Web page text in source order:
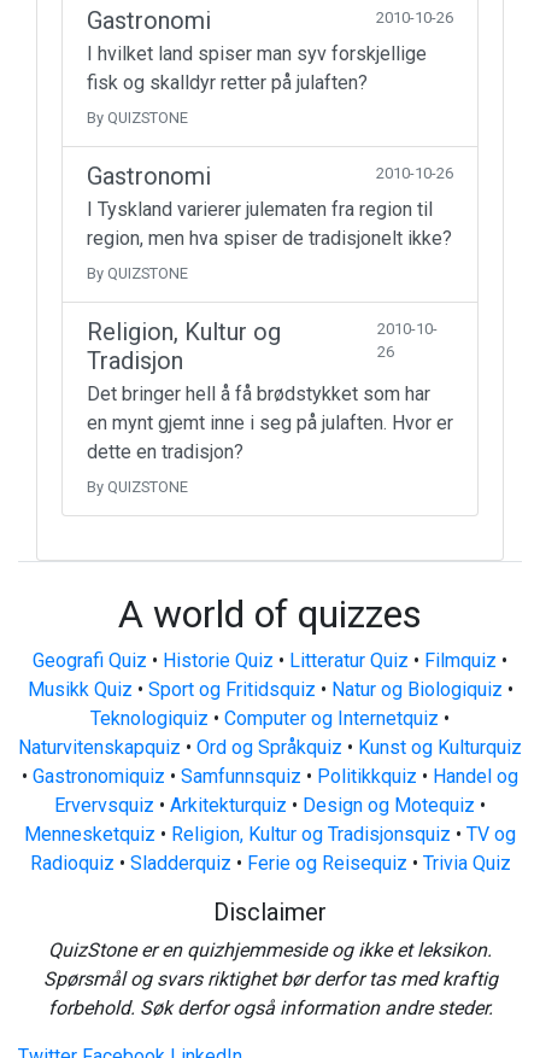
Gastronomi 2010-10-26
I hvilket land spiser man syv forskjellige
fisk og skalldyr retter på julaften?
By QUIZSTONE
Gastronomi 2010-10-26
I Tyskland varierer julematen fra region til
region, men hva spiser de tradisjonelt ikke?
By QUIZSTONE
Religion, Kultur og
Tradisjon
2010-10-
26
Det bringer hell å få brødstykket som har
en mynt gjemt inne i seg på julaften. Hvor er
dette en tradisjon?
By QUIZSTONE
A world of quizzes
Geografi Quiz • Historie Quiz • Litteratur Quiz • Filmquiz •
Musikk Quiz • Sport og Fritidsquiz • Natur og Biologiquiz •
Teknologiquiz • Computer og Internetquiz •
Naturvitenskapquiz • Ord og Språkquiz • Kunst og Kulturquiz
• Gastronomiquiz • Samfunnsquiz • Politikkquiz • Handel og
Ervervsquiz • Arkitekturquiz • Design og Motequiz •
Mennesketquiz • Religion, Kultur og Tradisjonsquiz • TV og
Radioquiz • Sladderquiz • Ferie og Reisequiz • Trivia Quiz
Disclaimer
QuizStone er en quizhjemmeside og ikke et leksikon.
Spørsmål og svars riktighet bør derfor tas med kraftig
forbehold. Søk derfor også information andre steder.